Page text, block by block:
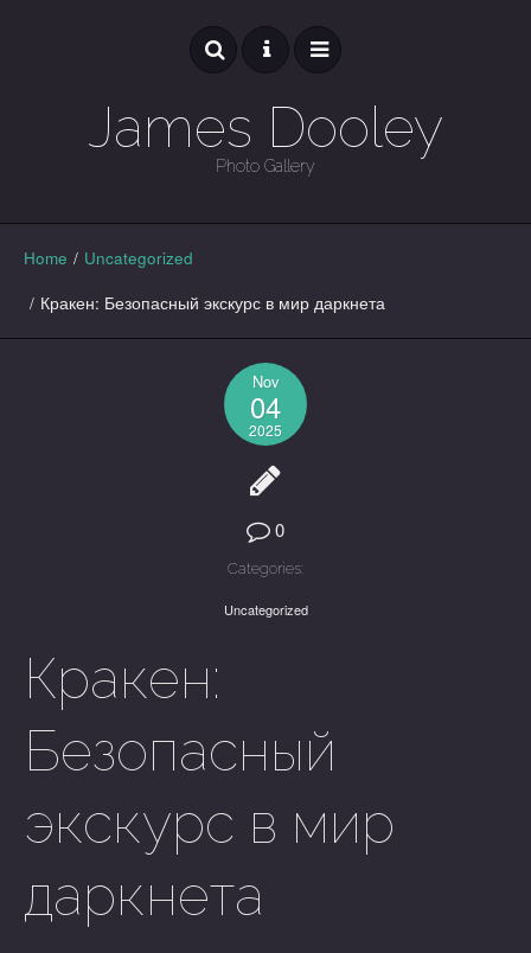
James Dooley
Photo Gallery
GALLERY
Home / Uncategorized
/ Кракен: Безопасный экскурс в мир даркнета
Nov
04
2025
0
Categories:
Uncategorized
Кракен:
Безопасный
экскурс в мир
даркнета